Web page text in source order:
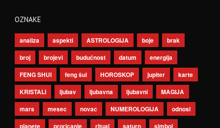
OZNAKE
analiza aspekti ASTROLOGIJA boje
brak
broj
brojevi budućnost datum
energija
FENG SHUI
feng šui HOROSKOP jupiter
karte
KRISTALI
ljubav ljubavna ljubavni
MAGIJA
mars
mesec novac NUMEROLOGIJA
odnosi
planete
proricanje ritual saturn simbol